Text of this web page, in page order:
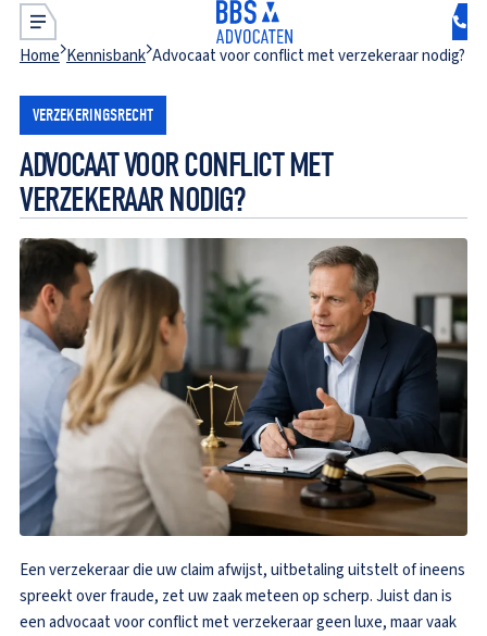
Home Kennisbank Advocaat voor conflict met verzekeraar nodig?
VERZEKERINGSRECHT
ADVOCAAT VOOR CONFLICT MET
VERZEKERAAR NODIG?
Een verzekeraar die uw claim afwijst, uitbetaling uitstelt of ineens
spreekt over fraude, zet uw zaak meteen op scherp. Juist dan is
een advocaat voor conflict met verzekeraar geen luxe, maar vaak